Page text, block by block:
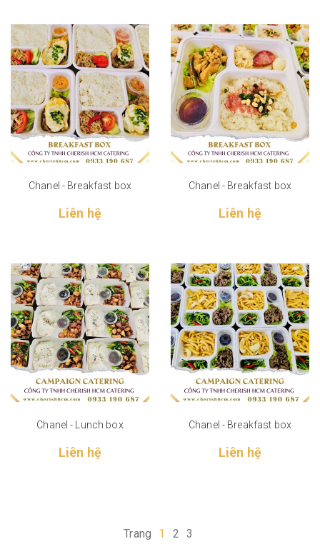
Chanel - Breakfast box
Liên hệ
Chanel - Breakfast box
Liên hệ
Chanel - Lunch box
Liên hệ
Chanel - Breakfast box
Liên hệ
Trang 1 2 3